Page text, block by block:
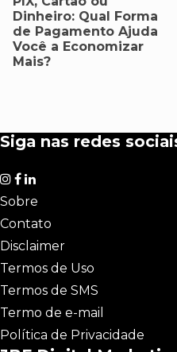
Dinheiro: Qual Forma
de Pagamento Ajuda
Você a Economizar
Mais?
Siga nas redes
Sobre
Contato
Disclaimer
Termos de Uso
Termos de SMS
Termo de e-mail
Política de Privacidade